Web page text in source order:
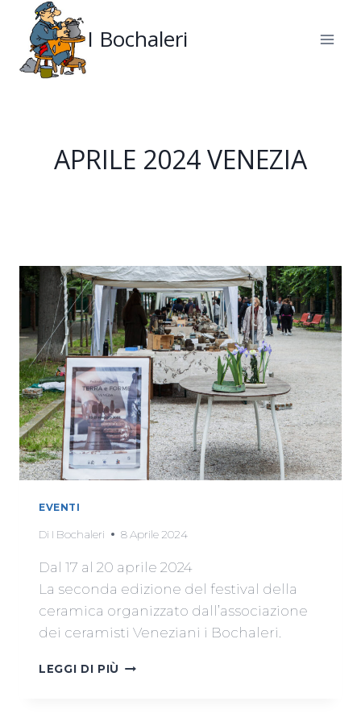
contenuto
I Bochaleri
APRILE 2024 VENEZIA
EVENTI
Di I Bochaleri 8 Aprile 2024
Dal 17 al 20 aprile 2024
La seconda edizione del festival della
ceramica organizzato dall’associazione
dei ceramisti Veneziani i Bochaleri.
LEGGI DI PIÙ